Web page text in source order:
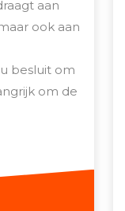
aan
ook aan
besluit om
om de